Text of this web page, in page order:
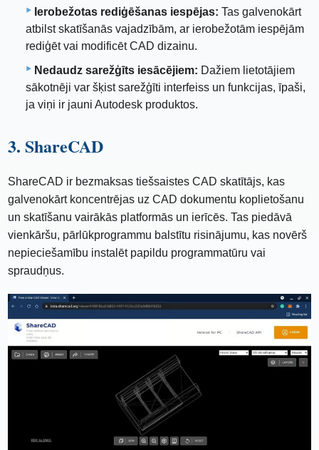
Ierobežotas rediģēšanas iespējas: Tas galvenokārt
atbilst skatīšanās vajadzībām, ar ierobežotām iespējām
rediģēt vai modificēt CAD dizainu.
Nedaudz sarežģīts iesācējiem: Dažiem lietotājiem
sākotnēji var šķist sarežģīti interfeiss un funkcijas, īpaši,
ja viņi ir jauni Autodesk produktos.
3. ShareCAD
ShareCAD ir bezmaksas tiešsaistes CAD skatītājs, kas
galvenokārt koncentrējas uz CAD dokumentu koplietošanu
un skatīšanu vairākās platformās un ierīcēs. Tas piedāvā
vienkāršu, pārlūkprogrammu balstītu risinājumu, kas novērš
nepieciešamību instalēt papildu programmatūru vai
spraudņus.